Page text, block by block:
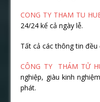
CONG TY THAM TU
24/24 kể cả ngày lễ.
Tất cả các thông tin
CÔNG TY THÁM TỬ
nghiệp, giàu kinh
phát.